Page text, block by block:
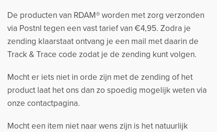
De producten van RDAM® worden met zorg verzonden
via Postnl tegen een vast tarief van €4,95. Zodra je
zending klaarstaat ontvang je een mail met daarin de
Track & Trace code zodat je de zending kunt volgen.
Mocht er iets niet in orde zijn met de zending of het
product laat het ons dan zo spoedig mogelijk weten via
onze contactpagina.
Mocht een item niet naar wens zijn is het natuurlijk